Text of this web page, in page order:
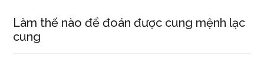
Làm thế nào để đoán được cung mệnh lạc
cung